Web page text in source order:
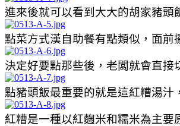
進來後就可以看到大大的胡家豬頭
點菜方式漢自助餐有點類似，面前
決定好要點那些後，老闆就會直接
點豬頭飯最重要的就是這紅糟湯汁
紅糟是一種以紅麴米和糯米為主要